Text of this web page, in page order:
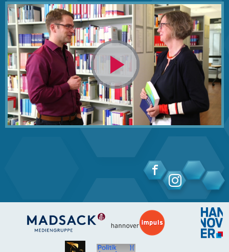
Video
abspielen